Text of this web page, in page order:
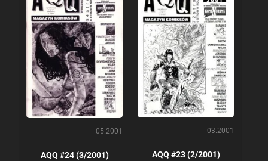
05.2001
AQQ #24 (3/2001)
03.2001
AQQ #23 (2/2001)